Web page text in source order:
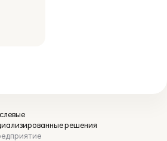
решения